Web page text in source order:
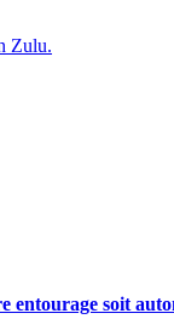
Zulu.
entourage soit